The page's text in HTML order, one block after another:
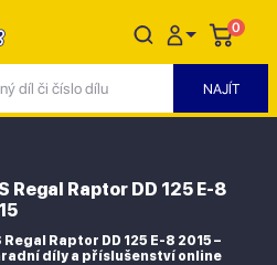
0
Regal Raptor DD 125 E-8
Regal Raptor DD 125 E-8 2015 –
díly a příslušenství online